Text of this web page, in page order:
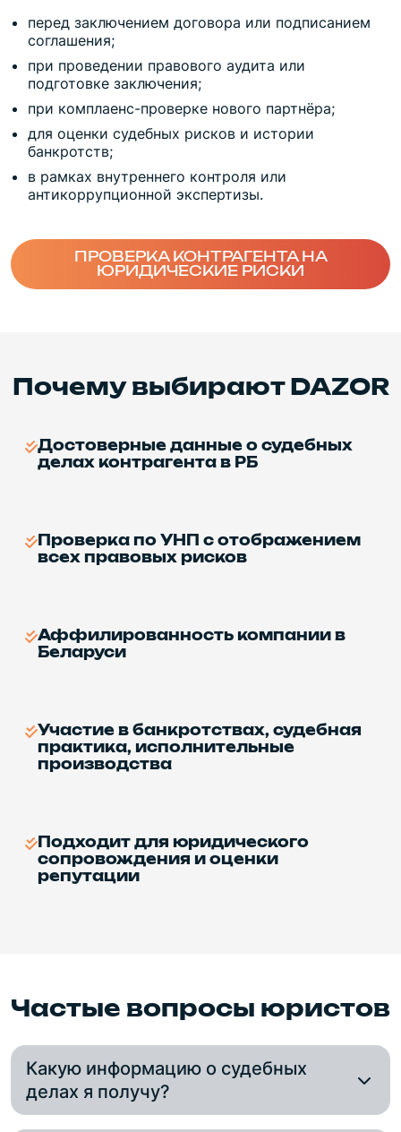
перед заключением договора или подписанием
соглашения;
при проведении правового аудита или
подготовке заключения;
при комплаенс-проверке нового партнёра;
для оценки судебных рисков и истории
банкротств;
в рамках внутреннего контроля или
антикоррупционной экспертизы.
ПРОВЕРКА КОНТРАГЕНТА НА
ЮРИДИЧЕСКИЕ РИСКИ
Почему выбирают DAZOR
Достоверные данные о судебных
делах контрагента в РБ
Проверка по УНП с отображением
всех правовых рисков
Аффилированность компании в
Беларуси
Участие в банкротствах, судебная
практика, исполнительные
производства
Подходит для юридического
сопровождения и оценки
репутации
Частые вопросы юристов
Какую информацию о судебных
делах я получу?